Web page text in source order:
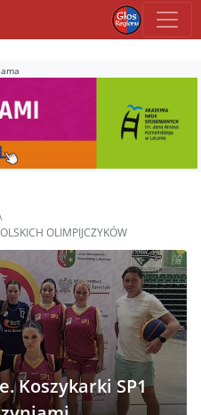
OLIMPIJCZYKÓW
Koszykarki SP1